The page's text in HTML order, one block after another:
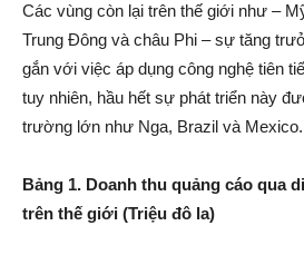
Các vùng còn lại trên thế giới như –
Trung Đông và châu Phi – sự tăng
gắn với việc áp dụng công nghệ tiên
tuy nhiên, hầu hết sự phát triển này
trường lớn như Nga, Brazil và Mexico.
Bảng 1. Doanh thu quảng cáo qua
trên thế giới (Triệu đô la)